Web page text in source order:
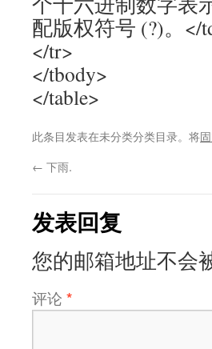
配版权符号 (?)。</
</tr>
</tbody>
</table>
此条目发表在未分类分类目录。将
← 下雨.
发表回复
您的邮箱地址不会
评论 *